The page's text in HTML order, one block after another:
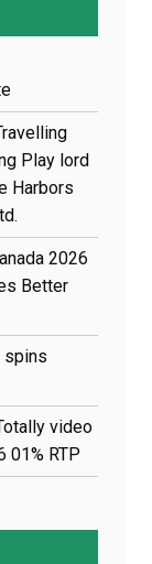
Play lord
Harbors
2026
Better
spins
video
01% RTP